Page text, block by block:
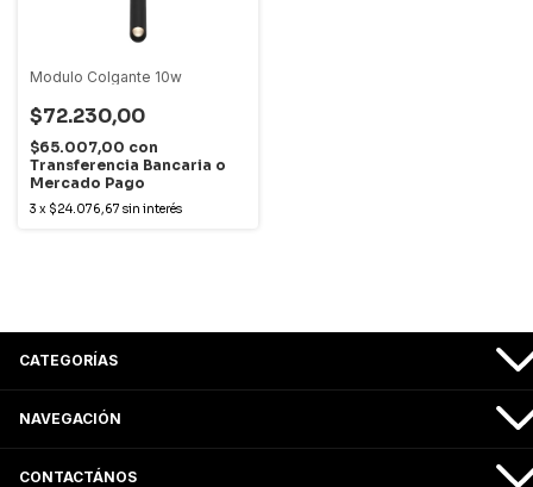
Modulo Colgante 10w
$72.230,00
$65.007,00 con
Transferencia Bancaria o
Mercado Pago
3 x $24.076,67 sin interés
CATEGORÍAS
NAVEGACIÓN
CONTACTÁNOS